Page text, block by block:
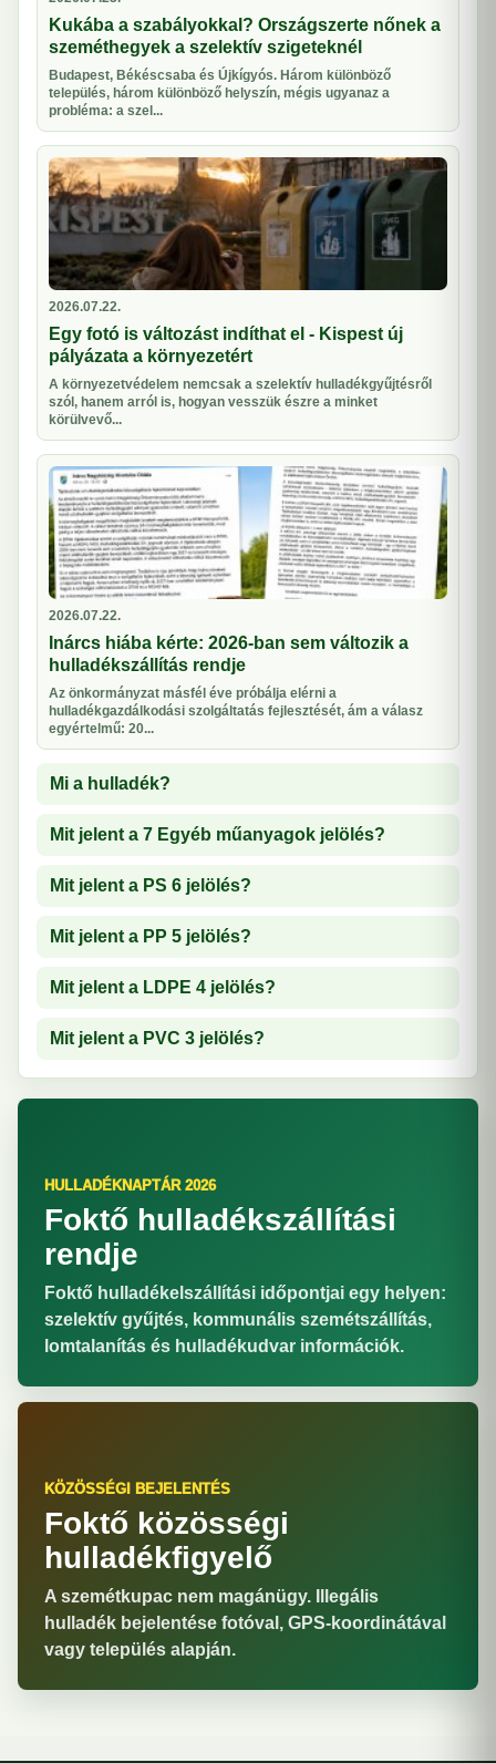
Kukába a szabályokkal? Országszerte nőnek a
szeméthegyek a szelektív szigeteknél
Budapest, Békéscsaba és Újkígyós. Három különböző
település, három különböző helyszín, mégis ugyanaz a
probléma: a szel...
2026.07.22.
Egy fotó is változást indíthat el - Kispest új
pályázata a környezetért
A környezetvédelem nemcsak a szelektív hulladékgyűjtésről
szól, hanem arról is, hogyan vesszük észre a minket
körülvevő...
2026.07.22.
Inárcs hiába kérte: 2026-ban sem változik a
hulladékszállítás rendje
Az önkormányzat másfél éve próbálja elérni a
hulladékgazdálkodási szolgáltatás fejlesztését, ám a válasz
egyértelmű: 20...
Mi a hulladék?
Mit jelent a 7 Egyéb műanyagok jelölés?
Mit jelent a PS 6 jelölés?
Mit jelent a PP 5 jelölés?
Mit jelent a LDPE 4 jelölés?
Mit jelent a PVC 3 jelölés?
HULLADÉKNAPTÁR 2026
Foktő hulladékszállítási
rendje
Foktő hulladékelszállítási időpontjai egy helyen:
szelektív gyűjtés, kommunális szemétszállítás,
lomtalanítás és hulladékudvar információk.
KÖZÖSSÉGI BEJELENTÉS
Foktő közösségi
hulladékfigyelő
A szemétkupac nem magánügy. Illegális
hulladék bejelentése fotóval, GPS-koordinátával
vagy település alapján.